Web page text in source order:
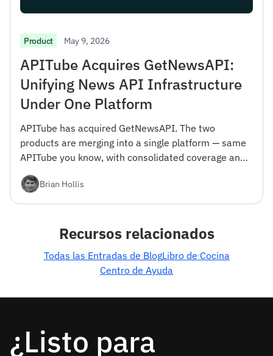
Product May 9, 2026
APITube Acquires GetNewsAPI:
Unifying News API Infrastructure
Under One Platform
APITube has acquired GetNewsAPI. The two
products are merging into a single platform — same
APITube you know, with consolidated coverage and
did it.Brian Hollis
Recursos relacionados
Todas las Entradas de BlogLibro de Cocina
Centro de Ayuda
¿Listo para